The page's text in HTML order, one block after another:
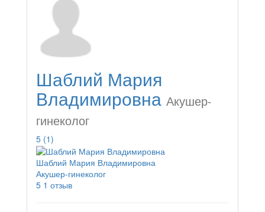
Шаблий Мария
Владимировна Акушер-
гинеколог
5 (1)
Шаблий Мария Владимировна
Акушер-гинеколог
5 1 отзыв